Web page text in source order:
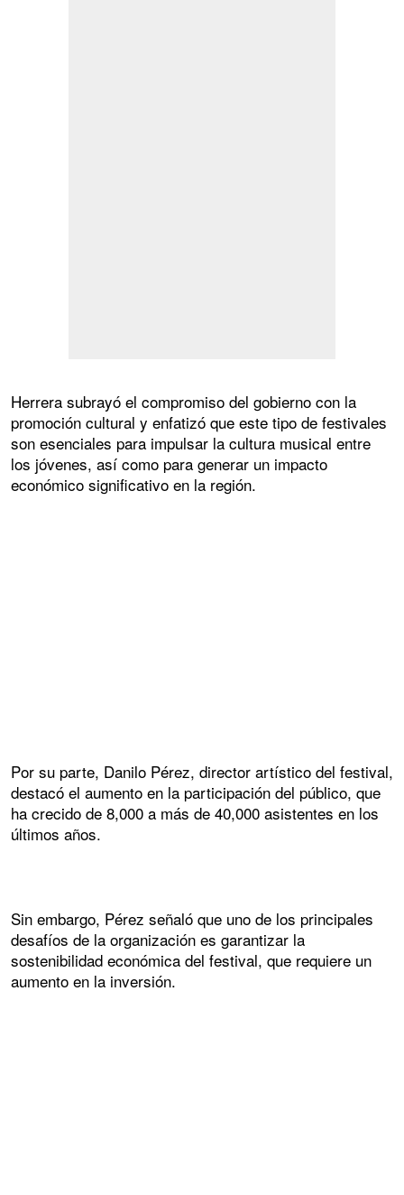
Herrera subrayó el compromiso del gobierno con la
promoción cultural y enfatizó que este tipo de festivales
son esenciales para impulsar la cultura musical entre
los jóvenes, así como para generar un impacto
económico significativo en la región.
Por su parte, Danilo Pérez, director artístico del festival,
destacó el aumento en la participación del público, que
ha crecido de 8,000 a más de 40,000 asistentes en los
últimos años.
Sin embargo, Pérez señaló que uno de los principales
desafíos de la organización es garantizar la
sostenibilidad económica del festival, que requiere un
aumento en la inversión.